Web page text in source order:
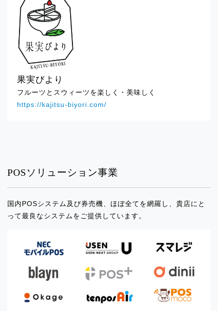
2025.01.21
イベント出店のお知らせ「SWEETBOX中
山」
2025.01.21
2024.12.24
リー溝口」
2024.12.24
イベント出店のお知らせ「SWEETSBOX
2024.12.24
イベント出店のお知らせ「シャポー本八
果実びより
フルーツとスウィーツを楽しく・美味しく
https://kajitsu-biyori.com/
POSソリューション事業
国内POSシステム及び券売機、ほぼ全てを網羅し、貴店にと
って最良なシステムをご提供しています。